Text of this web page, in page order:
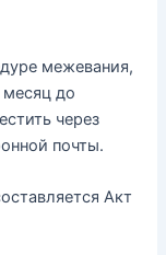
межевания,
до
через
почты.
Акт